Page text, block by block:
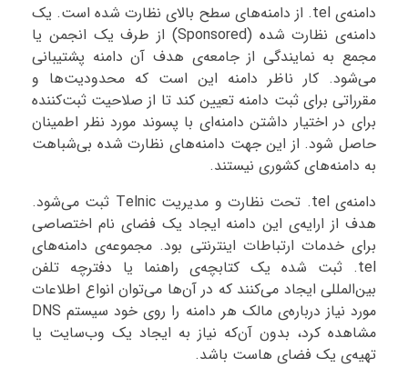
دامنه‌ی tel. از دامنه‌های سطح بالای نظارت شده است. یک
دامنه‌ی نظارت شده (Sponsored) از طرف یک انجمن یا
مجمع به نمایندگی از جامعه‌ی هدف آن دامنه پشتیبانی
می‌شود. کار ناظر دامنه این است که محدودیت‌ها و
مقرراتی برای ثبت دامنه تعیین کند تا از صلاحیت ثبت‌کننده
برای در اختیار داشتن دامنه‌ای با پسوند مورد نظر اطمینان
حاصل شود. از این جهت دامنه‌های نظارت شده بی‌شباهت
به دامنه‌های کشوری نیستند.
دامنه‌ی tel. تحت نظارت و مدیریت Telnic ثبت می‌شود.
هدف از ارایه‌ی این دامنه ایجاد یک فضای نام اختصاصی
برای خدمات ارتباطات اینترنتی بود. مجموعه‌ی دامنه‌های
tel. ثبت شده یک کتابچه‌ی راهنما یا دفترچه تلفن
بین‌المللی ایجاد می‌کنند که در آن‌ها می‌توان انواع اطلاعات
مورد نیاز درباره‌ی مالک هر دامنه را روی خود سیستم DNS
مشاهده کرد، بدون آن‌که نیاز به ایجاد یک وب‌سایت یا
تهیه‌ی یک فضای هاست باشد.